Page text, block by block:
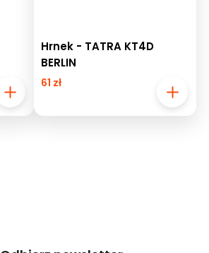
Hrnek - TATRA KT4D
BERLIN
61 zł